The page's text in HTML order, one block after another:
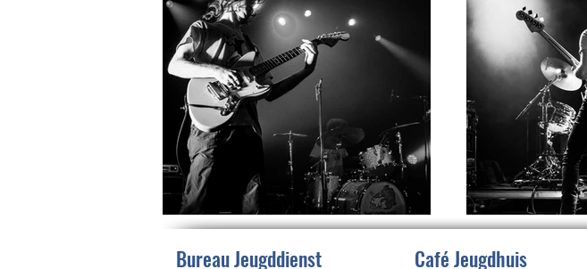
Bureau Jeugddienst Café Jeugdhuis